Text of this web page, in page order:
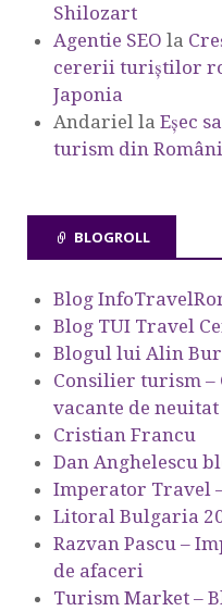
Shilozart
Agentie SEO la
cererii turiștilor
Japonia
Andariel la Eşec
turism din
BLOGROLL
Blog
Blog TUI Travel
Blogul lui Alin
Consilier turism
vacante de neuitat
Cristian Francu
Dan Anghelescu
Imperator Travel
Litoral Bulgaria
Razvan Pascu –
de afaceri
Turism Market –